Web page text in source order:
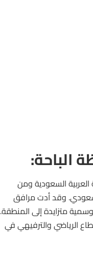
الباحة:
السعودية ومن
وقد أدت مرافق
متزايدة إلى المنطقة.
الرياضي والترفيهي في